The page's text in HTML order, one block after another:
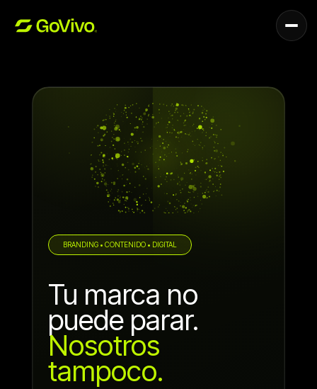
Servicios
BRANDING • CONTENIDO • DIGITAL
Tu marca no
puede parar.
Nosotros
tampoco.